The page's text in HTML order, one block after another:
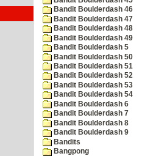
Bandit Boulderdash 46
Bandit Boulderdash 47
Bandit Boulderdash 48
Bandit Boulderdash 49
Bandit Boulderdash 5
Bandit Boulderdash 50
Bandit Boulderdash 51
Bandit Boulderdash 52
Bandit Boulderdash 53
Bandit Boulderdash 54
Bandit Boulderdash 6
Bandit Boulderdash 7
Bandit Boulderdash 8
Bandit Boulderdash 9
Bandits
Bangpong